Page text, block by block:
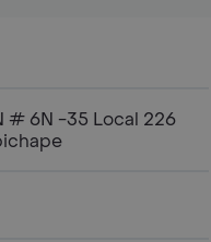
# 6N -35 Local 226